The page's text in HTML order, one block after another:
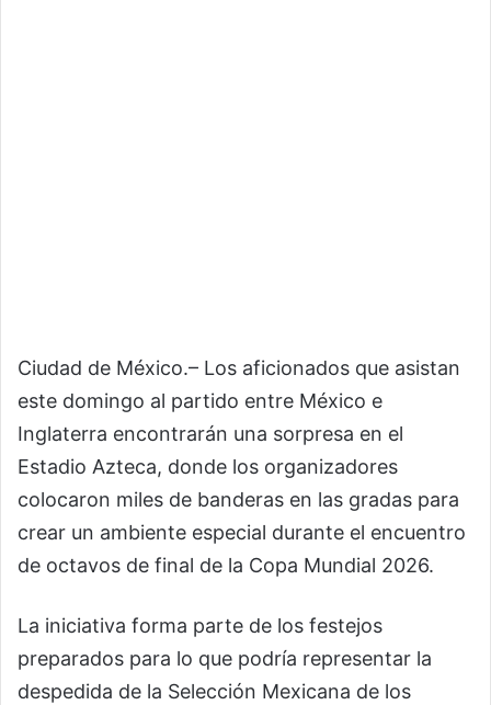
Ciudad de México.– Los aficionados que asistan
este domingo al partido entre México e
Inglaterra encontrarán una sorpresa en el
Estadio Azteca, donde los organizadores
colocaron miles de banderas en las gradas para
crear un ambiente especial durante el encuentro
de octavos de final de la Copa Mundial 2026.
La iniciativa forma parte de los festejos
preparados para lo que podría representar la
despedida de la Selección Mexicana de los